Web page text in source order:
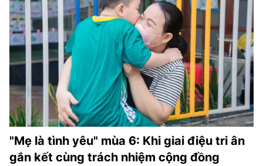
"Mẹ là tình yêu" mùa 6: Khi giai điệu tri ân
gắn kết cùng trách nhiệm cộng đồng